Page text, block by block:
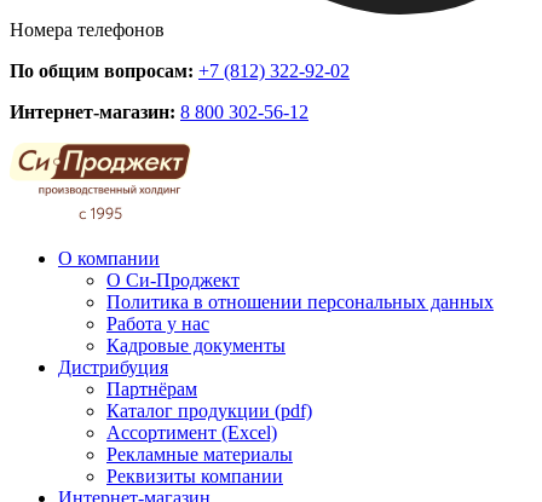
Номера телефонов
По общим вопросам: +7 (812) 322-92-02
Интернет-магазин: 8 800 302-56-12
О компании
О Си-Проджект
Политика в отношении персональных данных
Работа у нас
Кадровые документы
Дистрибуция
Партнёрам
Каталог продукции (pdf)
Ассортимент (Excel)
Рекламные материалы
Реквизиты компании
Интернет-магазин